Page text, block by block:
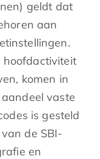
geldt dat
aan
komen in
vaste
is gesteld
de SBI-
en